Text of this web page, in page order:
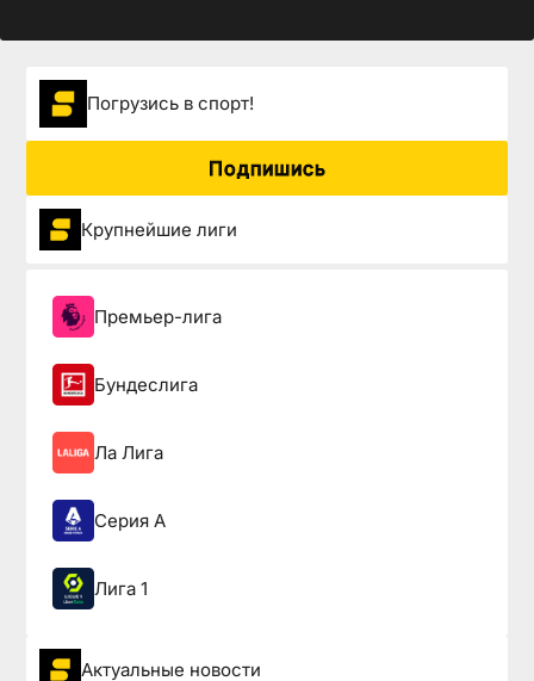
Погрузиcь в спорт!
Подпишись
Крупнейшие лиги
Премьер-лига
Бундеслига
Ла Лига
Серия А
Лига 1
Актуальные новости